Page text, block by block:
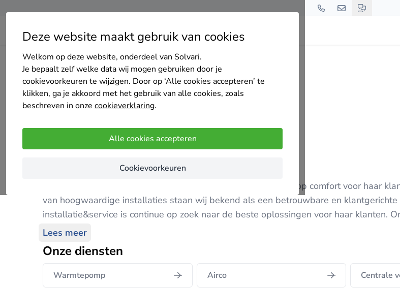
Deze website maakt gebruik van cookies
Welkom op deze website, onderdeel van Solvari.
Je bepaalt zelf welke data wij mogen gebruiken door je
cookievoorkeuren te wijzigen. Door op ‘Alle cookies accepteren’ te
klikken, ga je akkoord met het gebruik van alle cookies, zoals
beschreven in onze cookieverklaring.
Alle cookies accepteren
Cookievoorkeuren
Home Cv-ketel Noord-Holland Amsterdam
AEM installatie&service
Nog geen reviews
AEM installatie&service streeft naar continuïteit met de focus op comfort voor haar
van hoogwaardige installaties staan wij bekend als een betrouwbare en
installatie&service is continue op zoek naar de beste oplossingen voor haar klanten.
vakkundigheid, kwaliteit en klantgerichte service brengen wij dagelijks in de praktijk.
Lees meer
Onze diensten
Warmtepomp Airco Centrale